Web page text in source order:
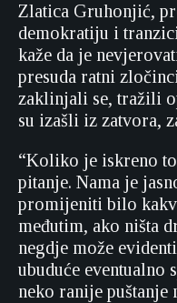
Zlatica Gruhonjić,
demokratiju i
kaže da je
presuda ratni
zaklinjali se, tražili
su izašli iz zatvora,
“Koliko je iskreno
pitanje. Nama je
promijeniti bilo
međutim, ako ništa
negdje može
ubuduće
neko ranije puštanje